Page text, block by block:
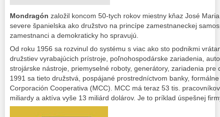
Mondragón založil koncom 50-tych rokov miestny kňaz José
severe španielska ako družstvo na princípe zamestnaneckej
zamestnanci a demokraticky ho spravujú.
Od roku 1956 sa rozvinul do systému s viac ako sto podnikmi
družstiev vyrabajúcich prístroje, poľnohospodárske zariadenia,
strojárske nástroje, priemyselné roboty, generátory, zariadenia
1991 sa tieto družstvá, pospájané prostredníctvom banky,
Corporación Cooperativa (MCC). MCC má teraz 53 tis.
miliardy a aktíva vyše 13 miliárd dolárov. Je to príklad úspešnej